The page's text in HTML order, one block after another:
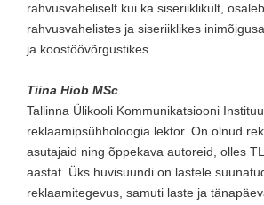
rahvusvaheliselt kui ka siseriiklikult,
rahvusvahelistes ja siseriiklikes
ja koostöövõrgustikes.
Tiina Hiob MSc
Tallinna Ülikooli Kommunikatsiooni
reklaamipsühholoogia lektor. On olnud
asutajaid ning õppekava autoreid, olles
aastat. Üks huvisuundi on lastele
reklaamitegevus, samuti laste ja